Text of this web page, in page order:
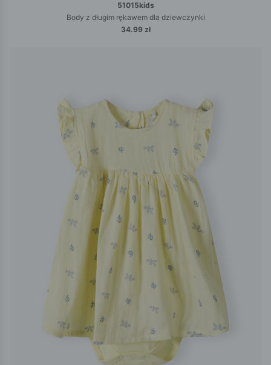
51015kids
Body z długim rękawem dla dziewczynki
34.99 zł